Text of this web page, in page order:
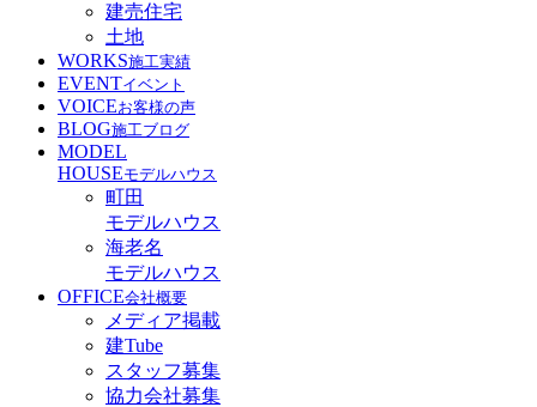
建売住宅
土地
WORKS施工実績
EVENTイベント
VOICEお客様の声
BLOG施工ブログ
MODEL
HOUSEモデルハウス
町田
モデルハウス
海老名
モデルハウス
OFFICE会社概要
メディア掲載
建Tube
スタッフ募集
協力会社募集